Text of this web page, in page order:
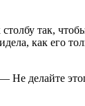
так,
как его
делайте